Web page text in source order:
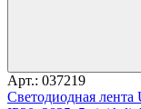
Арт.: 037219
Светодиодная